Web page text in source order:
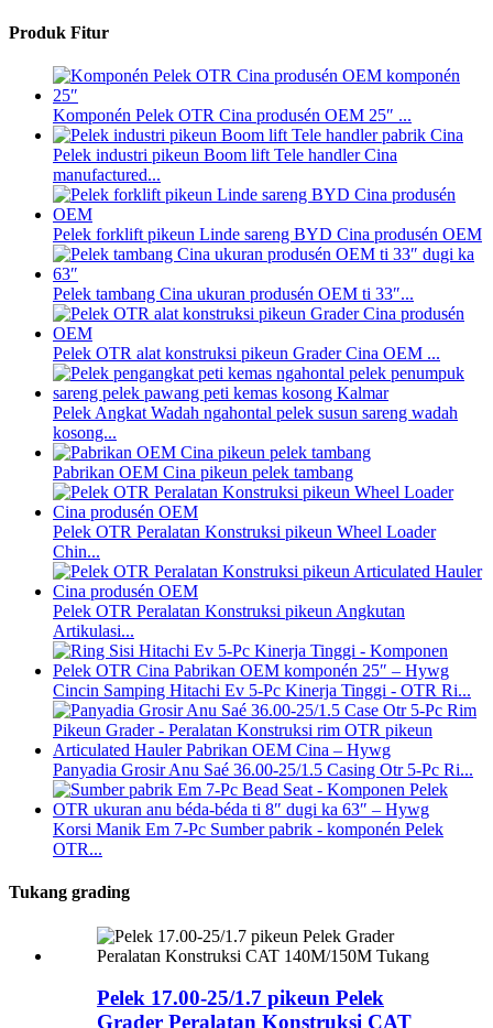
Produk Fitur
Komponén Pelek OTR Cina produsén OEM 25″ ...
Pelek industri pikeun Boom lift Tele handler Cina
manufactured...
Pelek forklift pikeun Linde sareng BYD Cina produsén OEM
Pelek tambang Cina ukuran produsén OEM ti 33″...
Pelek OTR alat konstruksi pikeun Grader Cina OEM ...
Pelek Angkat Wadah ngahontal pelek susun sareng wadah
kosong...
Pabrikan OEM Cina pikeun pelek tambang
Pelek OTR Peralatan Konstruksi pikeun Wheel Loader
Chin...
Pelek OTR Peralatan Konstruksi pikeun Angkutan
Artikulasi...
Cincin Samping Hitachi Ev 5-Pc Kinerja Tinggi - OTR Ri...
Panyadia Grosir Anu Saé 36.00-25/1.5 Casing Otr 5-Pc Ri...
Korsi Manik Em 7-Pc Sumber pabrik - komponén Pelek
OTR...
Tukang grading
Pelek 17.00-25/1.7 pikeun Pelek
Grader Peralatan Konstruksi CAT